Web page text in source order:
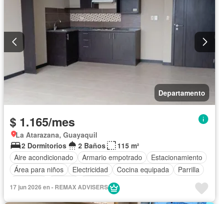
Departamento
$ 1.165/mes
La Atarazana, Guayaquil
2 Dormitorios
2 Baños
115 m²
Aire acondicionado
Armario empotrado
Estacionamiento
Área para niños
Electricidad Cocina equipada
Parrilla
17 jun 2026 en - REMAX ADVISERS